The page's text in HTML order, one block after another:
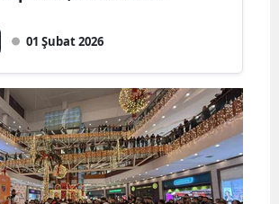
01 Şubat 2026